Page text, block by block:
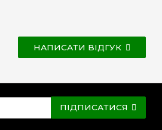
НАПИСАТИ ВІДГУК
ПІДПИСАТИСЯ